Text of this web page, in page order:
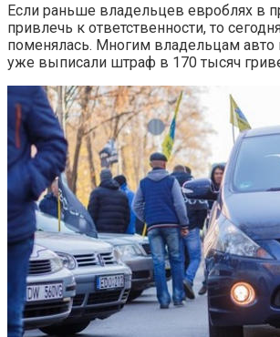
Если раньше владельцев евроблях в
привлечь к ответственности, то
поменялась. Многим владельцам авто
уже выписали штраф в 170 тысяч